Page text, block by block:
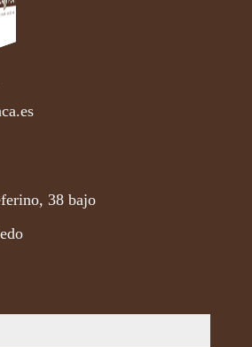
38 bajo